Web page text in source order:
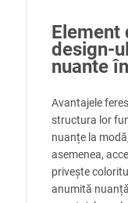
Element
design-
nuante
Avantajele
structura lor
nuanțe la
asemenea,
privește
anumită